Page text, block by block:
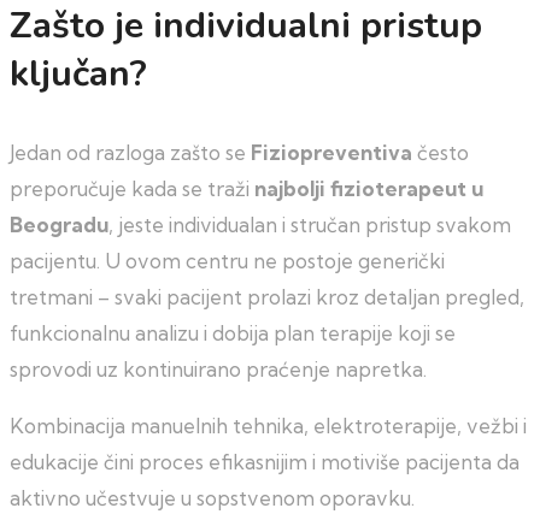
Zašto je individualni pristup
ključan?
Jedan od razloga zašto se Fiziopreventiva često
preporučuje kada se traži najbolji fizioterapeut u
Beogradu, jeste individualan i stručan pristup svakom
pacijentu. U ovom centru ne postoje generički
tretmani – svaki pacijent prolazi kroz detaljan pregled,
funkcionalnu analizu i dobija plan terapije koji se
sprovodi uz kontinuirano praćenje napretka.
Kombinacija manuelnih tehnika, elektroterapije, vežbi i
edukacije čini proces efikasnijim i motiviše pacijenta da
aktivno učestvuje u sopstvenom oporavku.